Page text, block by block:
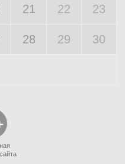
21 22 23
28 29 30